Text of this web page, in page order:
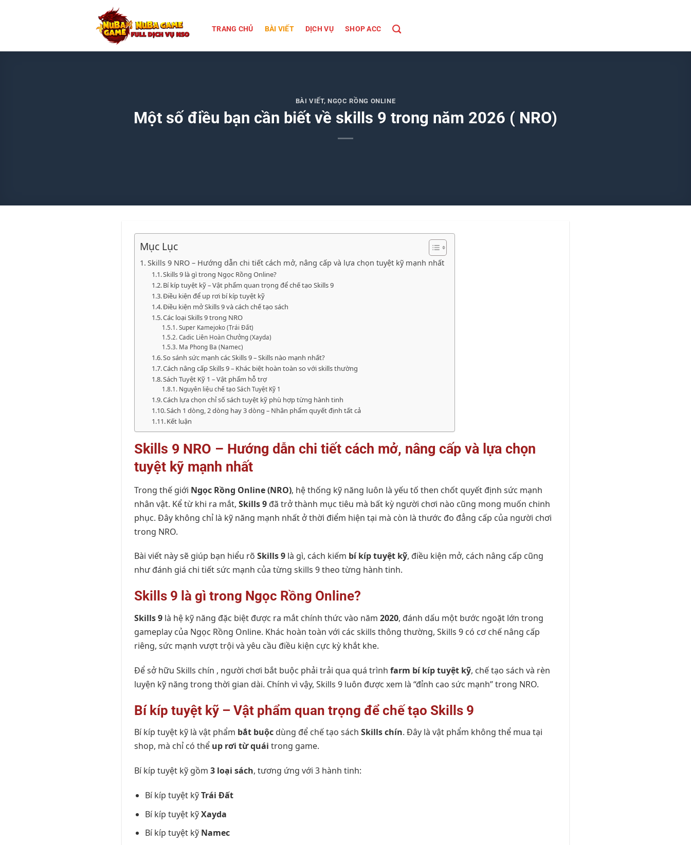
TRANG CHỦ BÀI VIẾT DỊCH VỤ SHOP ACC
BÀI VIẾT,NGỌC RỒNG ONLINE
Một số điều bạn cần biết về skills 9 trong năm 2026 ( NRO)
Mục Lục
Skills 9 NRO – Hướng dẫn chi tiết cách mở, nâng cấp và lựa chọn tuyệt kỹ mạnh nhất
Skills 9 là gì trong Ngọc Rồng Online?
Bí kíp tuyệt kỹ – Vật phẩm quan trọng để chế tạo Skills 9
Điều kiện để up rơi bí kíp tuyệt kỹ
Điều kiện mở Skills 9 và cách chế tạo sách
Các loại Skills 9 trong NRO
Super Kamejoko (Trái Đất)
Cadic Liên Hoàn Chưởng (Xayda)
Ma Phong Ba (Namec)
So sánh sức mạnh các Skills 9 – Skills nào mạnh nhất?
Cách nâng cấp Skills 9 – Khác biệt hoàn toàn so với skills thường
Sách Tuyệt Kỹ 1 – Vật phẩm hỗ trợ
Nguyên liệu chế tạo Sách Tuyệt Kỹ 1
Cách lựa chọn chỉ số sách tuyệt kỹ phù hợp từng hành tinh
Sách 1 dòng, 2 dòng hay 3 dòng – Nhân phẩm quyết định tất cả
Kết luận
Skills 9 NRO – Hướng dẫn chi tiết cách mở, nâng cấp và lựa chọn
tuyệt kỹ mạnh nhất
Trong thế giới Ngọc Rồng Online (NRO), hệ thống kỹ năng luôn là yếu tố then chốt quyết định sức mạnh
nhân vật. Kể từ khi ra mắt, Skills 9 đã trở thành mục tiêu mà bất kỳ người chơi nào cũng mong muốn chinh
phục. Đây không chỉ là kỹ năng mạnh nhất ở thời điểm hiện tại mà còn là thước đo đẳng cấp của người chơi
trong NRO.
Bài viết này sẽ giúp bạn hiểu rõ Skills 9 là gì, cách kiếm bí kíp tuyệt kỹ, điều kiện mở, cách nâng cấp cũng
như đánh giá chi tiết sức mạnh của từng skills 9 theo từng hành tinh.
Skills 9 là gì trong Ngọc Rồng Online?
Skills 9 là hệ kỹ năng đặc biệt được ra mắt chính thức vào năm 2020, đánh dấu một bước ngoặt lớn trong
gameplay của Ngọc Rồng Online. Khác hoàn toàn với các skills thông thường, Skills 9 có cơ chế nâng cấp
riêng, sức mạnh vượt trội và yêu cầu điều kiện cực kỳ khắt khe.
Để sở hữu Skills chín , người chơi bắt buộc phải trải qua quá trình farm bí kíp tuyệt kỹ, chế tạo sách và rèn
luyện kỹ năng trong thời gian dài. Chính vì vậy, Skills 9 luôn được xem là “đỉnh cao sức mạnh” trong NRO.
Bí kíp tuyệt kỹ – Vật phẩm quan trọng để chế tạo Skills 9
Bí kíp tuyệt kỹ là vật phẩm bắt buộc dùng để chế tạo sách Skills chín. Đây là vật phẩm không thể mua tại
shop, mà chỉ có thể up rơi từ quái trong game.
Bí kíp tuyệt kỹ gồm 3 loại sách, tương ứng với 3 hành tinh:
Bí kíp tuyệt kỹTrái Đất
Bí kíp tuyệt kỹXayda
Bí kíp tuyệt kỹ Namec